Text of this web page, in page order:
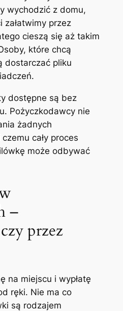
wychodzić z domu,
załatwimy przez
cieszą się aż takim
które chcą
dostarczać pliku
dostępne są bez
Pożyczkodawcy nie
żadnych
cały proces
może odbywać
–
przez
na miejscu i wypłatę
ręki. Nie ma co
są rodzajem